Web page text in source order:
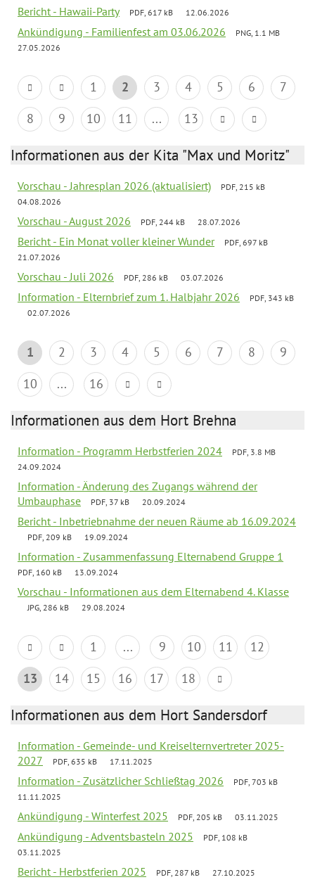
Bericht - Hawaii-Party PDF, 617 kB 12.06.2026
Ankündigung - Familienfest am 03.06.2026
PNG, 1.1 MB
27.05.2026
1 2 3 4 5 6
7
8
9 10 11 ... 13
Informationen aus der Kita "Max und Moritz"
Vorschau - Jahresplan 2026 (aktualisiert)
PDF, 215 kB
04.08.2026
Vorschau - August 2026 PDF, 244 kB 28.07.2026
Bericht - Ein Monat voller kleiner Wunder
PDF, 697 kB
21.07.2026
Vorschau - Juli 2026 PDF, 286 kB 03.07.2026
Information - Elternbrief zum 1. Halbjahr 2026
PDF, 343 kB
02.07.2026
1 2 3 4 5 6 7 8
9
10
... 16
Informationen aus dem Hort Brehna
Information - Programm Herbstferien 2024
PDF, 3.8 MB
24.09.2024
Information - Änderung des Zugangs während der
Umbauphase
PDF, 37 kB 20.09.2024
Bericht - Inbetriebnahme der neuen Räume ab 16.09.2024
PDF, 209 kB 19.09.2024
Information - Zusammenfassung Elternabend Gruppe 1
PDF, 160 kB 13.09.2024
Vorschau - Informationen aus dem Elternabend 4. Klasse
JPG, 286 kB 29.08.2024
1 ... 9 10 11
12
13
14 15 16 17 18
Informationen aus dem Hort Sandersdorf
Information - Gemeinde- und Kreiselternvertreter 2025-
2027
PDF, 635 kB 17.11.2025
Information - Zusätzlicher Schließtag 2026
PDF, 703 kB
11.11.2025
Ankündigung - Winterfest 2025 PDF, 205 kB 03.11.2025
Ankündigung - Adventsbasteln 2025
PDF, 108 kB
03.11.2025
Bericht - Herbstferien 2025 PDF, 287 kB 27.10.2025